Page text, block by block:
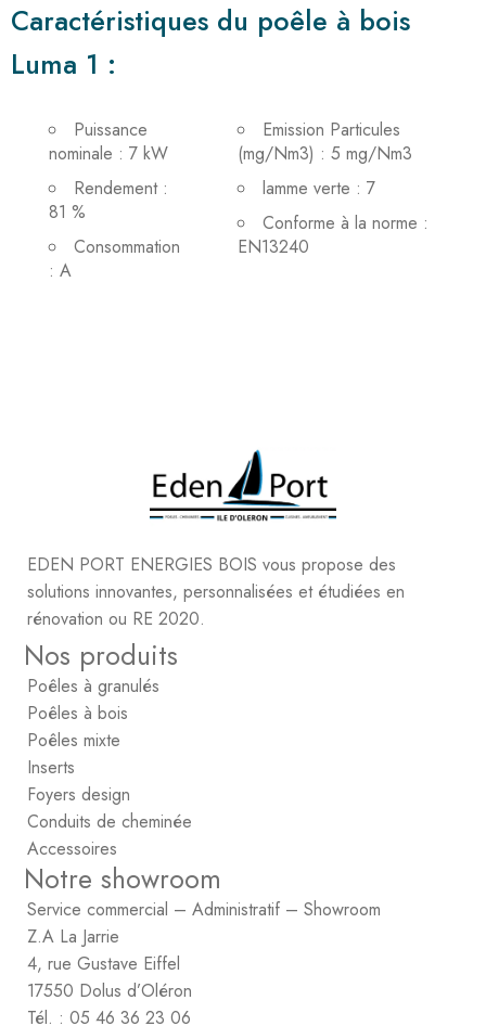
Caractéristiques du poêle à bois
Luma 1 :
Puissance
nominale : 7 kW
Rendement :
81 %
Consommation
: A
Emission Particules
(mg/Nm3) : 5 mg/Nm3
lamme verte : 7
Conforme à la norme :
EN13240
EDEN PORT ENERGIES BOIS vous propose des
solutions innovantes, personnalisées et étudiées en
rénovation ou RE 2020.
Nos produits
Poêles à granulés
Poêles à bois
Poêles mixte
Inserts
Foyers design
Conduits de cheminée
Accessoires
Notre showroom
Service commercial – Administratif – Showroom
Z.A La Jarrie
4, rue Gustave Eiffel
17550 Dolus d’Oléron
Tél. : 05 46 36 23 06